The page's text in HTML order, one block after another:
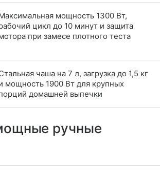
мощность 1300 Вт,
цикл до 10 минут и защита
при замесе плотного теста
чаша на 7 л, загрузка до 1,5 кг
мощность 1900 Вт для крупных
домашней выпечки
ручные